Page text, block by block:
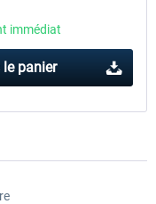
immédiat
le panier